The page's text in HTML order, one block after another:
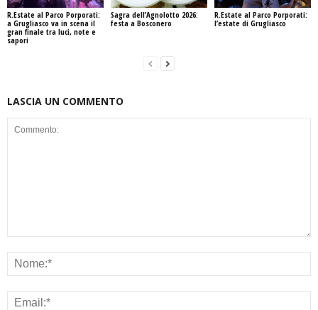
R.Estate al Parco Porporati:
a Grugliasco va in scena il
gran finale tra luci, note e
sapori
Sagra dell’Agnolotto 2026:
festa a Bosconero
R.Estate al Parco Porporati:
l’estate di Grugliasco
LASCIA UN COMMENTO